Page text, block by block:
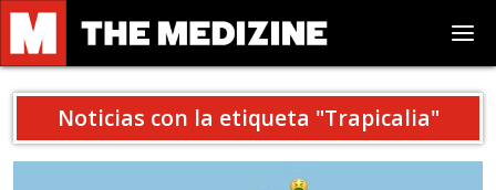
Noticias con la etiqueta "Trapicalia"